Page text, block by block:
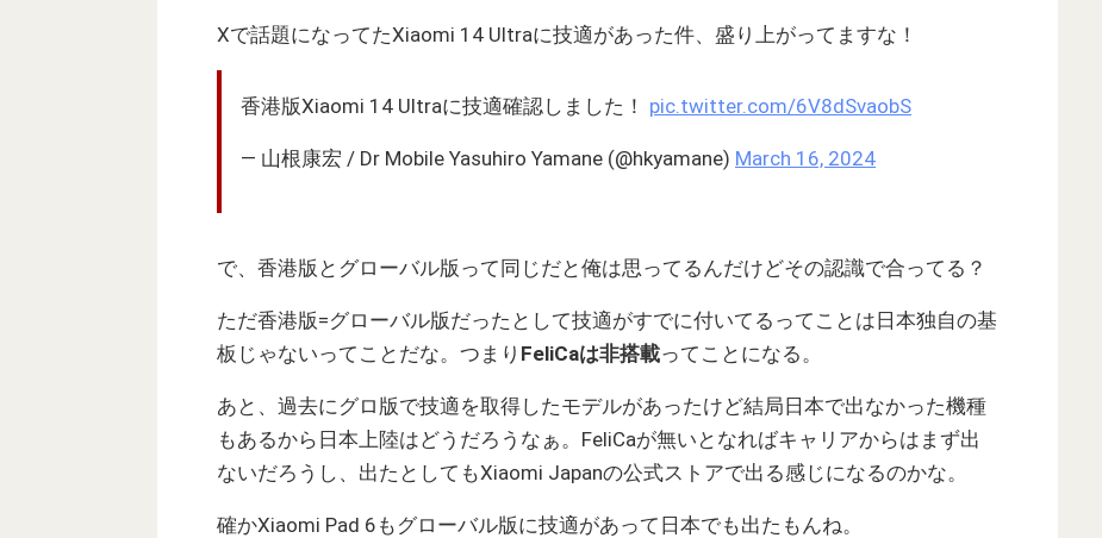
Xで話題になってたXiaomi 14 Ultraに技適があった件、盛り上がってますな！
香港版Xiaomi 14 Ultraに技適確認しました！ pic.twitter.com/6V8dSvaobS
— 山根康宏 / Dr Mobile Yasuhiro Yamane (@hkyamane) March 16, 2024
で、香港版とグローバル版って同じだと俺は思ってるんだけどその認識で合ってる？
ただ香港版=グローバル版だったとして技適がすでに付いてるってことは日本独自の基
板じゃないってことだな。つまり FeliCaは非搭載ってことになる。
あと、過去にグロ版で技適を取得したモデルがあったけど結局日本で出なかった機種
もあるから日本上陸はどうだろうなぁ。FeliCaが無いとなればキャリアからはまず出
ないだろうし、出たとしてもXiaomi Japanの公式ストアで出る感じになるのかな。
確かXiaomi Pad 6もグローバル版に技適があって日本でも出たもんね。